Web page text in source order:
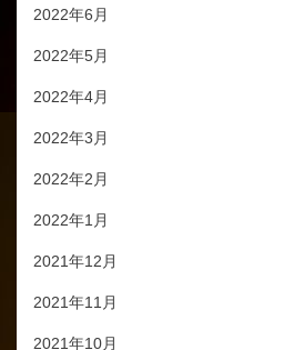
2022年6月
2022年5月
2022年4月
2022年3月
2022年2月
2022年1月
2021年12月
2021年11月
2021年10月